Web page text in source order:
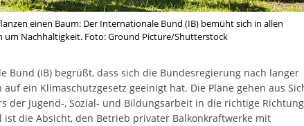
einen Baum: Der Internationale Bund (IB) bemüht sich in allen
um Nachhaltigkeit. Foto: Ground Picture/Shutterstock
Bund (IB) begrüßt, dass sich die Bundesregierung nach langer
ein Klimaschutzgesetz geeinigt hat. Die Pläne gehen aus
der Jugend-, Sozial- und Bildungsarbeit in die richtige
ist die Absicht, den Betrieb privater Balkonkraftwerke mit